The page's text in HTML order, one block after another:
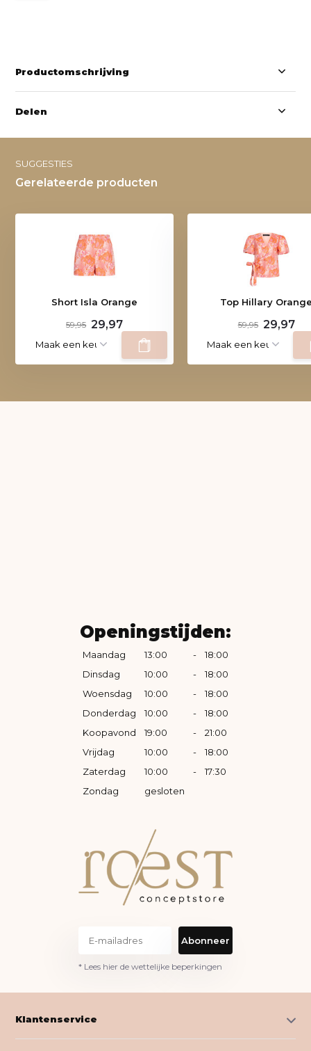
Productomschrijving
Delen
SUGGESTIES
Gerelateerde producten
Short Isla Orange
59,95 29,97
Top Hillary
59,95 29,97
Openingstijden:
Maandag 13:00 -
18:00
Dinsdag
10:00 -
18:00
Woensdag
10:00 -
18:00
Donderdag
10:00 -
18:00
Koopavond
19:00 -
21:00
Vrijdag
10:00 -
18:00
Zaterdag
10:00 -
17:30
Zondag
gesloten
Abonneer
* Lees hier de wettelijke beperkingen
Klantenservice